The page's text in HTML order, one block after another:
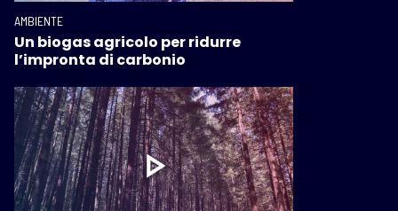
AMBIENTE
Un biogas agricolo per ridurre
l’impronta di carbonio